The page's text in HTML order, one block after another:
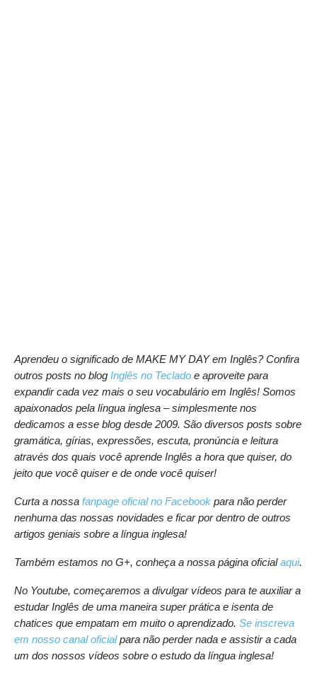
Aprendeu o significado de MAKE MY DAY em Inglês? Confira
outros posts no blog Inglês no Teclado e aproveite para
expandir cada vez mais o seu vocabulário em Inglês! Somos
apaixonados pela língua inglesa – simplesmente nos
dedicamos a esse blog desde 2009. São diversos posts sobre
gramática, gírias, expressões, escuta, pronúncia e leitura
através dos quais você aprende Inglês a hora que quiser, do
jeito que você quiser e de onde você quiser!
Curta a nossa fanpage oficial no Facebook para não perder
nenhuma das nossas novidades e ficar por dentro de outros
artigos geniais sobre a língua inglesa!
Também estamos no G+, conheça a nossa página oficialaqui.
No Youtube, começaremos a divulgar vídeos para te auxiliar a
estudar Inglês de uma maneira super prática e isenta de
chatices que empatam em muito o aprendizado. Se inscreva
em nosso canal oficialpara não perder nada e assistir a cada
um dos nossos vídeos sobre o estudo da língua inglesa!